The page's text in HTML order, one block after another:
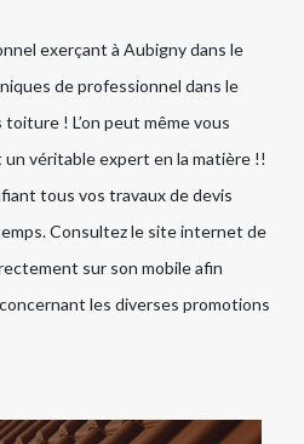
exerçant à Aubigny dans le
de professionnel dans le
! L’on peut même vous
un véritable expert en la matière !!
tous vos travaux de devis
Consultez le site internet de
sur son mobile afin
les diverses promotions